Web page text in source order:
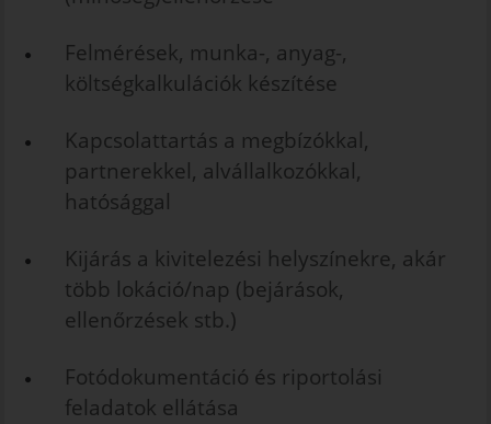
Felmérések, munka-, anyag-,
költségkalkulációk készítése
Kapcsolattartás a megbízókkal,
partnerekkel, alvállalkozókkal,
hatósággal
Kijárás a kivitelezési helyszínekre, akár
több lokáció/nap (bejárások,
ellenőrzések stb.)
Fotódokumentáció és riportolási
feladatok ellátása